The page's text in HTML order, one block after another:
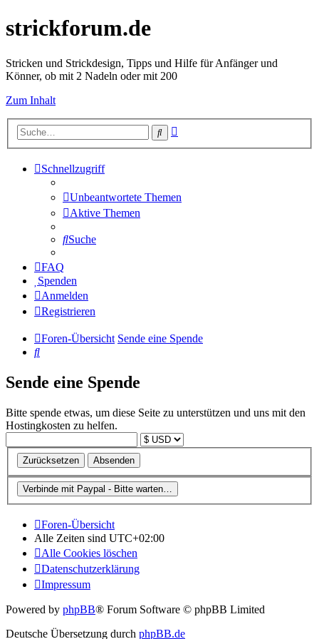
strickforum.de
Stricken und Strickdesign, Tipps und Hilfe für Anfänger und
Könner, ob mit 2 Nadeln oder mit 200
Zum Inhalt
Suche
Schnellzugriff
Unbeantwortete Themen
Aktive Themen
Suche
FAQ
Spenden
Anmelden
Registrieren
Foren-Übersicht Sende eine Spende
Suche
Sende eine Spende
Bitte spende etwas, um diese Seite zu unterstützen und uns mit den
Hostingkosten zu helfen.
Foren-Übersicht
Alle Zeiten sind UTC+02:00
Alle Cookies löschen
Datenschutzerklärung
Impressum
Powered by phpBB® Forum Software © phpBB Limited
Deutsche Übersetzung durch phpBB.de